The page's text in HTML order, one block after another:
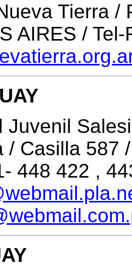
Tierra /
AIRES /
Juvenil
/ Casilla 587
448 422 ,